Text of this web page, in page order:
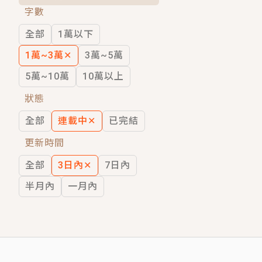
穿越｜《穿越遠古後成了野人娘子》你
字數
全部
1萬以下
1萬~3萬 ✕
3萬~5萬
5萬~10萬
10萬以上
狀態
全部
連載中 ✕
已完結
更新時間
全部
3日內 ✕
7日內
半月內
一月內